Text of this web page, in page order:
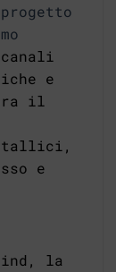
progetto
e
il
e
la